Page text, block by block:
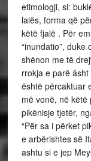
etimologji, si:
lalës, forma që
këtë fjalë . Për
“inundatio”,
shënon me të
rrokja e parë
është përcaktuar
më vonë, në
pikënisje tjetër,
“Për sa i përket
e arbërishtes së
ashtu si e jep